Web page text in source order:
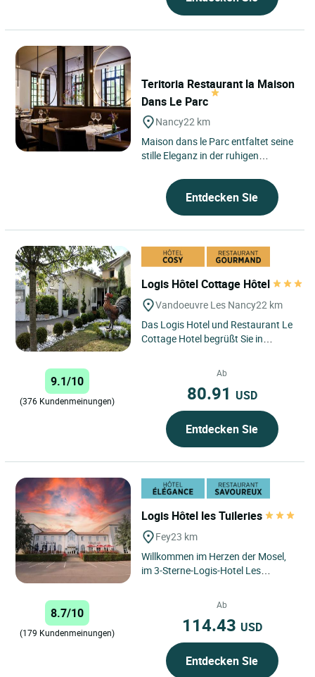
Teritoria Restaurant la Maison
Dans Le Parc
Nancy22 km
Maison dans le Parc entfaltet seine
stille Eleganz in der ruhigen
Lothringen, nur wenige Schritte...
Entdecken Sie
Logis Hôtel Cottage Hôtel
Vandoeuvre Les Nancy22 km
Das Logis Hotel und Restaurant Le
Cottage Hotel begrüßt Sie in
außerhalb von Nancy, in einer...
9.1/10
(376 Kundenmeinungen)
Ab
80.91 USD
Entdecken Sie
Logis Hôtel les Tuileries
Fey23 km
Willkommen im Herzen der Mosel,
im 3-Sterne-Logis-Hotel Les
der Nähe von Luxemburg,...
8.7/10
(179 Kundenmeinungen)
Ab
114.43 USD
Entdecken Sie